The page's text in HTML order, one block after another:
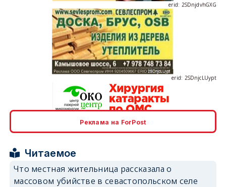
Реклама на ForPost
Читаемое
Что местная жительница рассказала о
массовом убийстве в севастопольском селе